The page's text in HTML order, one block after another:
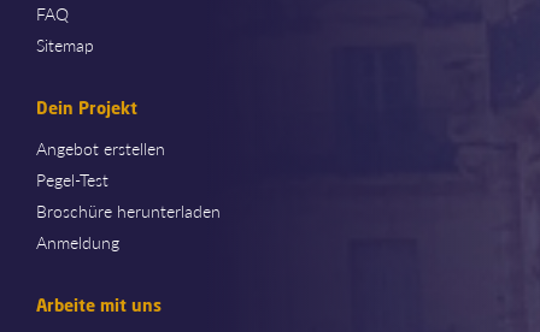
FAQ
Sitemap
Dein Projekt
Angebot erstellen
Pegel-Test
Broschüre herunterladen
Anmeldung
Arbeite mit uns